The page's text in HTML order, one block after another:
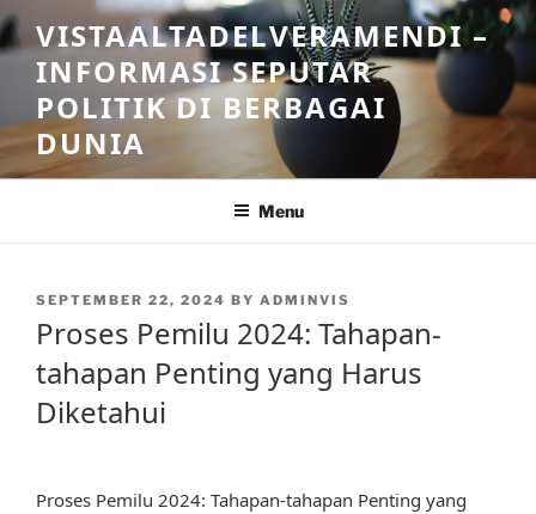
Skip
to
content
VISTAALTADELVERAMENDI –
INFORMASI SEPUTAR
POLITIK DI BERBAGAI
DUNIA
Menu
POSTED
SEPTEMBER 22, 2024 BY ADMINVIS
Proses Pemilu 2024: Tahapan-
tahapan Penting yang Harus
Diketahui
Proses Pemilu 2024: Tahapan-tahapan Penting yang